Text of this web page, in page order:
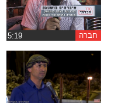
חברה